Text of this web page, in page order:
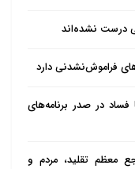
درست نشده‌اند
فراموش‌نشدنی دارد
فساد در صدر برنامه‌های
معظم تقلید، مردم و